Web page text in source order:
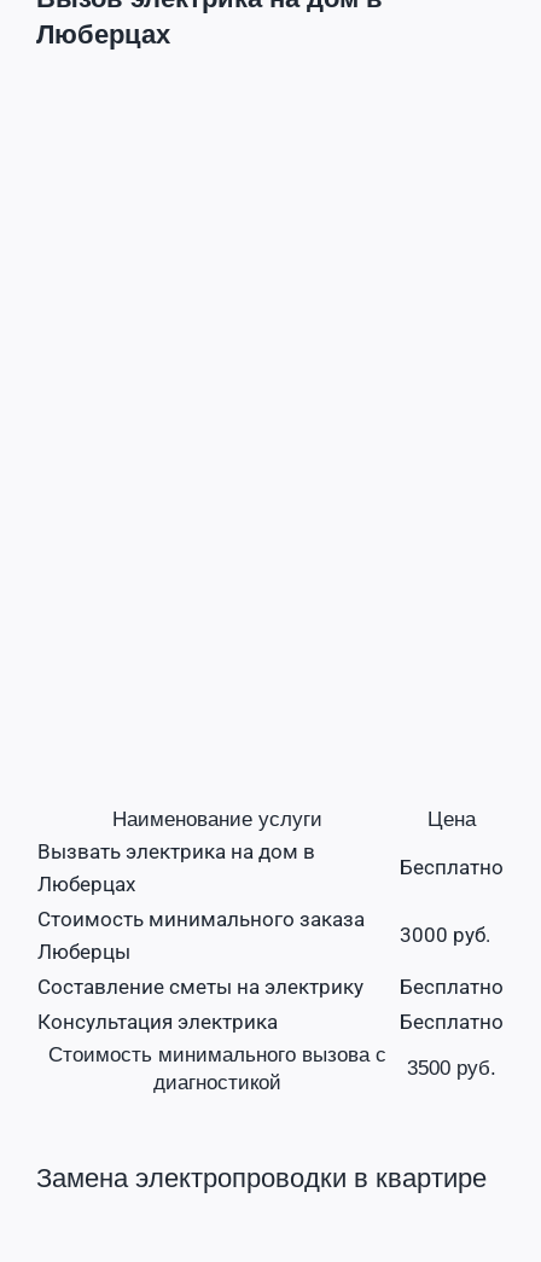
Люберцах
Наименование услуги Цена
Вызвать электрика на дом в
Люберцах
Бесплатно
Стоимость минимального заказа
Люберцы
3000 руб.
Составление сметы на электрику
Бесплатно
Консультация электрика
Бесплатно
Стоимость минимального вызова с
диагностикой
3500 руб.
Замена электропроводки в квартире